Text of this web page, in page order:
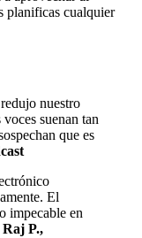
planificas cualquier
nuestro
suenan tan
que es
El
impecable en
Raj P.,